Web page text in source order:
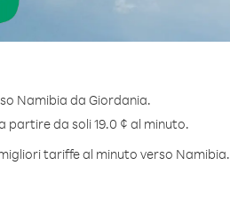
Namibia da Giordania.
partire da soli 19.0 ¢ al minuto.
tariffe al minuto verso Namibia.